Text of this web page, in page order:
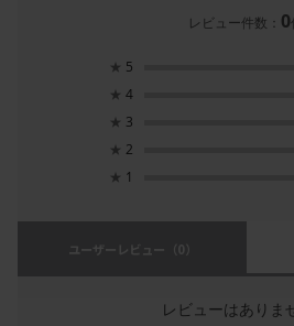
レビュー件数： 0
★ 5
★ 4
★ 3
★ 2
★ 1
ユーザーレビュー （0）
レビューはありま